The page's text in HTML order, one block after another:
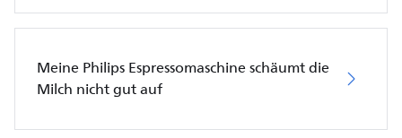
Meine Philips Espressomaschine schäumt die
Milch nicht gut auf